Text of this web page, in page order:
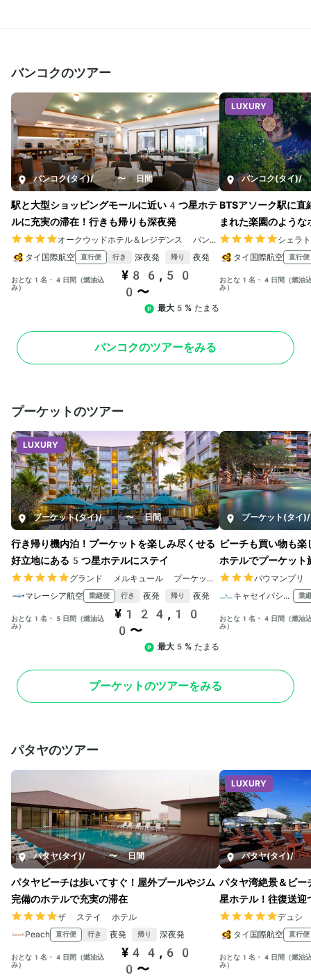
バンコクのツアー
バンコク(タイ)/ 4〜8日間
駅と大型ショッピングモールに近い4つ星ホテ
ルに充実の滞在！行きも帰りも深夜発
オークウッドホテル＆レジデンス バンコク
タイ国際航空
直行便 行き 深夜発 帰り 夜発
おとな1名・4日間（燃油込
み）
¥86,50
0〜
最大5% たまる
LUXURY
バンコク(タイ)/
BTSアソーク駅に直
まれた楽園のよう
シェラ
タイ国際航空
直行便
おとな1名・4日間（燃油
み）
バンコクのツアーをみる
プーケットのツアー
LUXURY
プーケット(タイ)/ 5〜6日間
行き帰り機内泊！プーケットを楽しみ尽くせる
好立地にある5つ星ホテルにステイ
グランド メルキュール プーケット パトン
マレーシア航空
乗継便 行き 夜発 帰り 夜発
おとな1名・5日間（燃油込
み）
¥124,10
0〜
最大5% たまる
プーケット(タイ)/
ビーチも買い物も
ホテルでプーケット
バウマンブリ
キャセイパシフィック航空
乗
おとな1名・4日間（燃油
み）
プーケットのツアーをみる
パタヤのツアー
パタヤ(タイ)/ 4〜8日間
パタヤビーチは歩いてすぐ！屋外プールやジム
完備のホテルで充実の滞在
ザ ステイ ホテル
Peach
直行便 行き 夜発 帰り 深夜発
おとな1名・4日間（燃油込
み）
¥44,60
0〜
LUXURY
パタヤ(タイ)/ 4
パタヤ湾絶景＆ビ
星ホテル！往復送迎
デュシ
タイ国際航空
直行便
おとな1名・4日間（燃油
み）